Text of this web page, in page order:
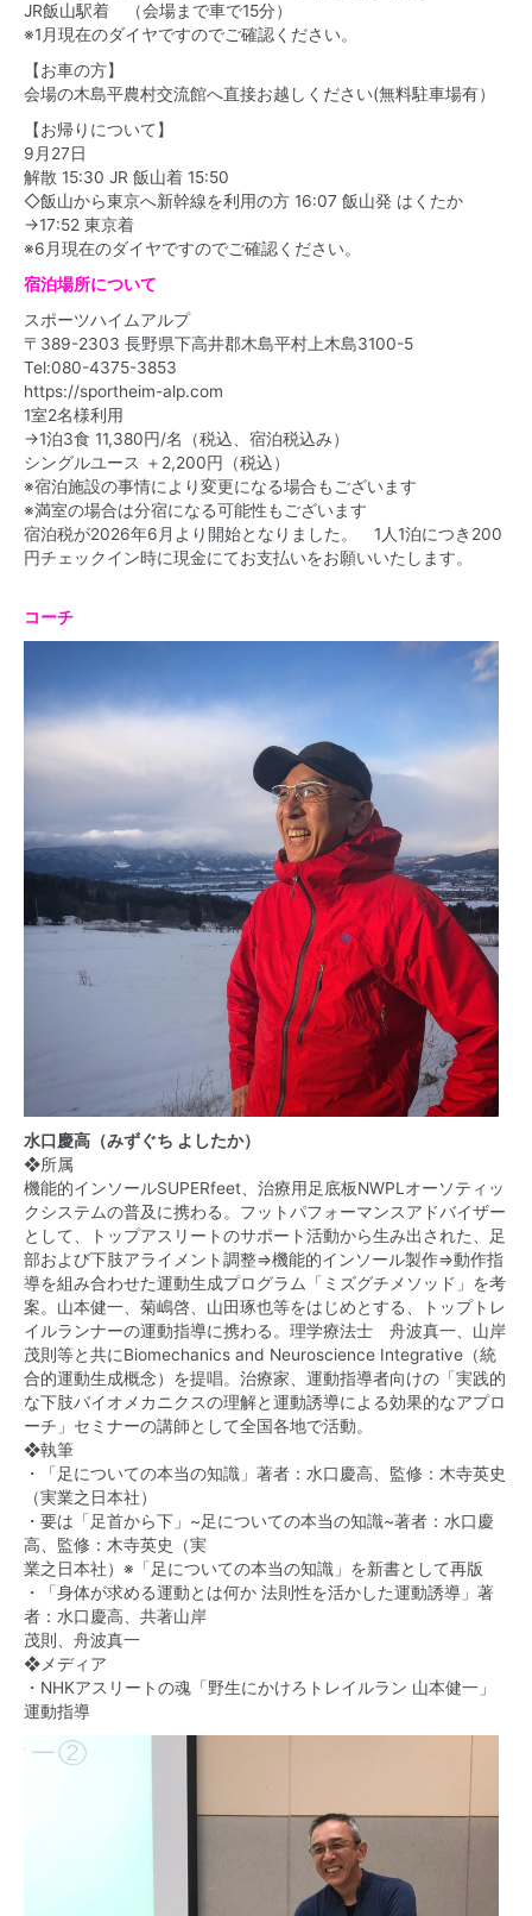
JR飯山駅着 （会場まで車で15分）
※1月現在のダイヤですのでご確認ください。
【お車の方】
会場の木島平農村交流館へ直接お越しください(無料駐車場有）
【お帰りについて】
9月27日
解散 15:30 JR 飯山着 15:50
◇飯山から東京へ新幹線を利用の方 16:07 飯山発 はくたか
→17:52 東京着
※6月現在のダイヤですのでご確認ください。
宿泊場所について
スポーツハイムアルプ
〒389-2303 長野県下高井郡木島平村上木島3100-5
Tel:080-4375-3853
https://sportheim-alp.com
1室2名様利用
→1泊3食 11,380円/名（税込、宿泊税込み）
シングルユース ＋2,200円（税込）
※宿泊施設の事情により変更になる場合もございます
※満室の場合は分宿になる可能性もございます
宿泊税が2026年6月より開始となりました。 1人1泊につき200
円チェックイン時に現金にてお支払いをお願いいたします。
コーチ
水口慶高（みずぐち よしたか）
❖所属
機能的インソールSUPERfeet、治療用足底板NWPLオーソティッ
クシステムの普及に携わる。フットパフォーマンスアドバイザー
として、トップアスリートのサポート活動から生み出された、足
部および下肢アライメント調整⇒機能的インソール製作⇒動作指
導を組み合わせた運動生成プログラム「ミズグチメソッド」を考
案。山本健一、菊嶋啓、山田琢也等をはじめとする、トップトレ
イルランナーの運動指導に携わる。理学療法士 舟波真一、山岸
茂則等と共にBiomechanics and Neuroscience Integrative（統
合的運動生成概念）を提唱。治療家、運動指導者向けの「実践的
な下肢バイオメカニクスの理解と運動誘導による効果的なアプロ
ーチ」セミナーの講師として全国各地で活動。
❖執筆
・「足についての本当の知識」著者：水口慶高、監修：木寺英史
（実業之日本社）
・要は「足首から下」~足についての本当の知識~著者：水口慶
高、監修：木寺英史（実
業之日本社）※「足についての本当の知識」を新書として再版
・「身体が求める運動とは何か 法則性を活かした運動誘導」著
者：水口慶高、共著山岸
茂則、舟波真一
❖メディア
・NHKアスリートの魂「野生にかけろトレイルラン 山本健一」
運動指導